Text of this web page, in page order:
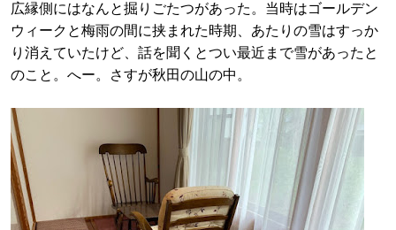
広縁側にはなんと掘りごたつがあった。当時はゴールデン
ウィークと梅雨の間に挟まれた時期、あたりの雪はすっか
り消えていたけど、話を聞くとつい最近まで雪があったと
のこと。へー。さすが秋田の山の中。